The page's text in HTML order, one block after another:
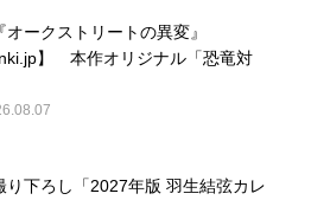
オークストリートの異変』
】 本作オリジナル「恐竜対
り下ろし「2027年版 羽生結弦カレ